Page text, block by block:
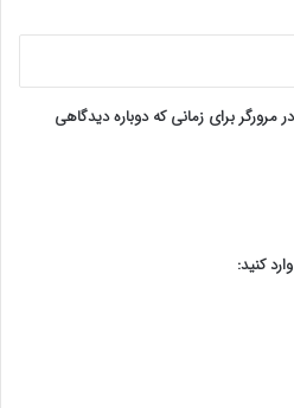
برای زمانی که دوباره دیدگاهی
کنید: